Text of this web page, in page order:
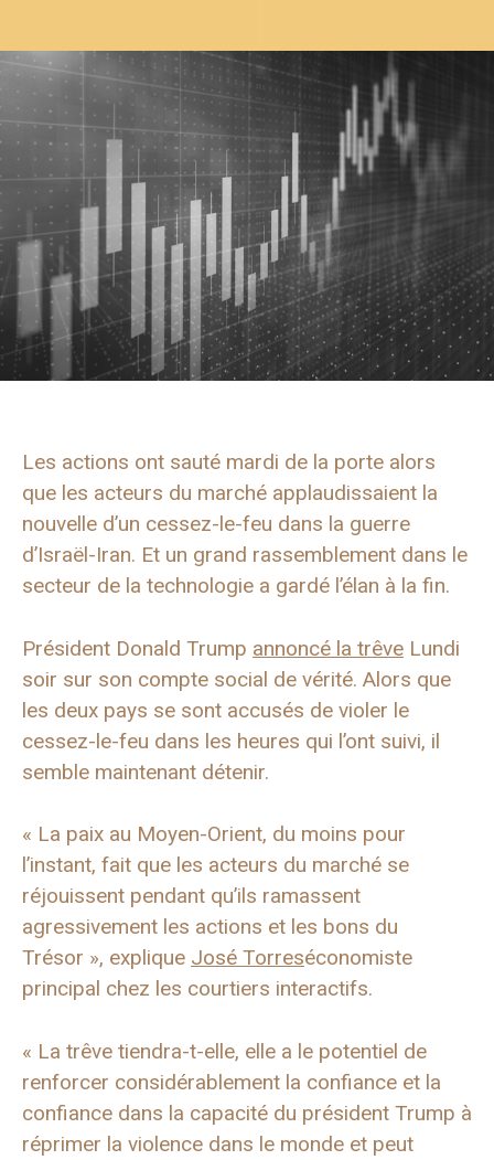
Les actions ont sauté mardi de la porte alors
que les acteurs du marché applaudissaient la
nouvelle d’un cessez-le-feu dans la guerre
d’Israël-Iran. Et un grand rassemblement dans le
secteur de la technologie a gardé l’élan à la fin.
Président Donald Trump annoncé la trêve Lundi
soir sur son compte social de vérité. Alors que
les deux pays se sont accusés de violer le
cessez-le-feu dans les heures qui l’ont suivi, il
semble maintenant détenir.
« La paix au Moyen-Orient, du moins pour
l’instant, fait que les acteurs du marché se
réjouissent pendant qu’ils ramassent
agressivement les actions et les bons du
Trésor », explique José Torreséconomiste
principal chez les courtiers interactifs.
« La trêve tiendra-t-elle, elle a le potentiel de
renforcer considérablement la confiance et la
confiance dans la capacité du président Trump à
réprimer la violence dans le monde et peut